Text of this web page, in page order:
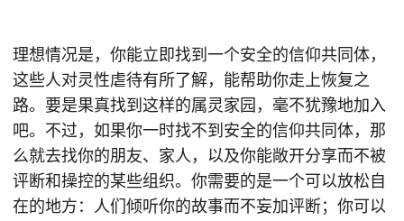
理想情况是，你能立即找到一个安全的信仰共同体，
这些人对灵性虐待有所了解，能帮助你走上恢复之
路。要是果真找到这样的属灵家园，毫不犹豫地加入
吧。不过，如果你一时找不到安全的信仰共同体，那
么就去找你的朋友、家人，以及你能敞开分享而不被
评断和操控的某些组织。你需要的是一个可以放松自
在的地方：人们倾听你的故事而不妄加评断；你可以